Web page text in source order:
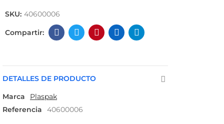
SKU: 40600006
DETALLES DE PRODUCTO
Marca
Plaspak
Referencia
40600006